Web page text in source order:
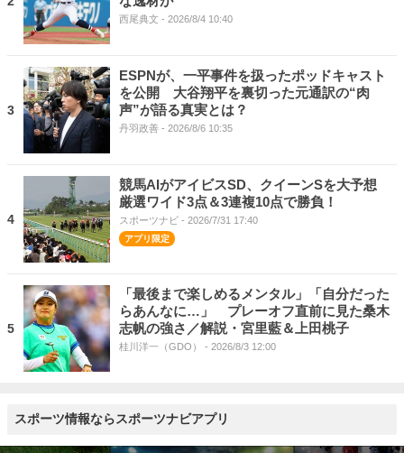
西尾典文 - 2026/8/4 10:40
3
ESPNが、一平事件を扱ったポッドキャスト
を公開 大谷翔平を裏切った元通訳の“肉
声”が語る真実とは？
丹羽政善 - 2026/8/6 10:35
4
競馬AIがアイビスSD、クイーンSを大予想
厳選ワイド3点＆3連複10点で勝負！
スポーツナビ - 2026/7/31 17:40
5
「最後まで楽しめるメンタル」「自分だった
らあんなに…」 プレーオフ直前に見た桑木
志帆の強さ／解説・宮里藍＆上田桃子
桂川洋一（GDO） - 2026/8/3 12:00
スポーツ情報ならスポーツナビアプリ